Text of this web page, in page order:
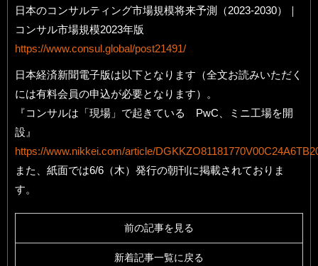
日本のコンサルティング市場規模将来予測（2023‐2030）｜
コンサル市場規模2023年版
https://www.consul.global/post21491/
日本経済新聞電子版は以下となります（全文お読みいただく
には有料会員の申込が必要となります）。
『コンサルは「現場」で起きている PwC、ミニ工場を開
設』
https://www.nikkei.com/article/
また、紙面では6/6（木）発行の朝刊に掲載されておりま
す。
前の記事を見る
新着記事一覧に戻る